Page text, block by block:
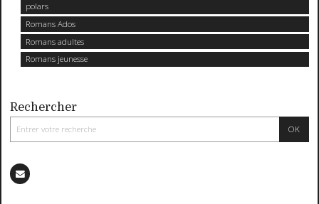
polars
Romans Ados
Romans adultes
Romans jeunesse
Rechercher